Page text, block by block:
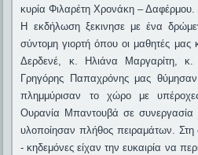
κυρία Φιλαρέτη Χρονάκη – Δαφέρμου.
Η εκδήλωση ξεκινησε με ένα
σύντομη γιορτή όπου οι μαθητές μας
Δερδενέ, κ. Ηλιάνα Μαργαρίτη,
Γρηγόρης Παπαχρόνης μας
πλημμύρισαν το χώρο με
Ουρανία Μπαντουβά σε
υλοποίησαν πλήθος πειραμάτων. Στη
- κηδεμόνες είχαν την ευκαιρία να